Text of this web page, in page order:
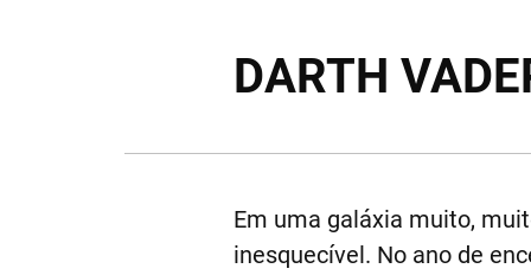
DARTH
Em uma galáxia muito,
inesquecível. No ano de